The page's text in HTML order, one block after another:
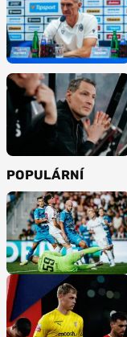
POPULÁRNÍ